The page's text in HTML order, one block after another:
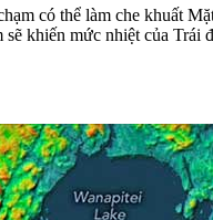
có thể làm che khuất
sẽ khiến mức nhiệt của Trái